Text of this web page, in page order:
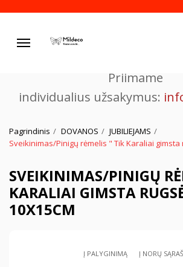
Navigacija
Priimame
individualius užsakymus:
Pagrindinis DOVANOS
JUBILIEJAMS
Sveikinimas/Pinigų rėmelis " Tik Karaliai gimsta
SVEIKINIMAS/PINIGŲ
KARALIAI GIMSTA
10X15CM
Į PALYGINIMĄ Į NORŲ